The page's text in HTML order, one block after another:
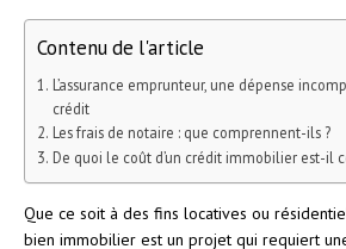
Contenu de l'article
L’assurance emprunteur, une dépense
crédit
Les frais de notaire : que comprennent-ils ?
De quoi le coût d’un crédit immobilier est-il
Que ce soit à des fins locatives ou
bien immobilier est un projet qui requiert